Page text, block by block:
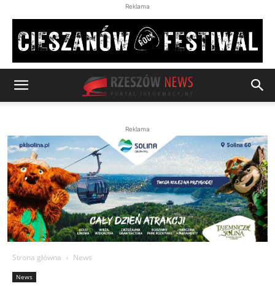
Reklama
Reklama
Strona główna News
News